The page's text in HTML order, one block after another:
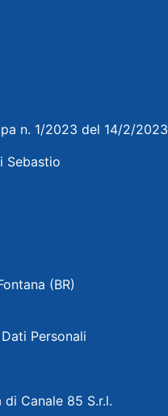
n. 1/2023 del 14/2/2023
Sebastio
(BR)
Personali
Canale 85 S.r.l.